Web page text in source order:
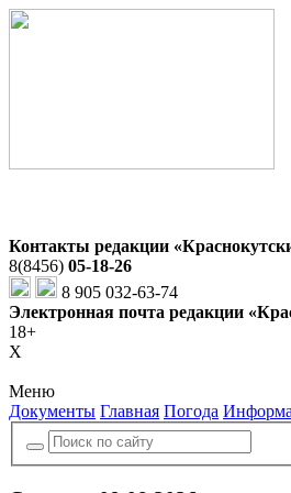
Контакты редакции
8(8456) 05-18-26
8 905 032-63-74
Электронная почта редакции
18+
X
Меню
Документы Главная Погода